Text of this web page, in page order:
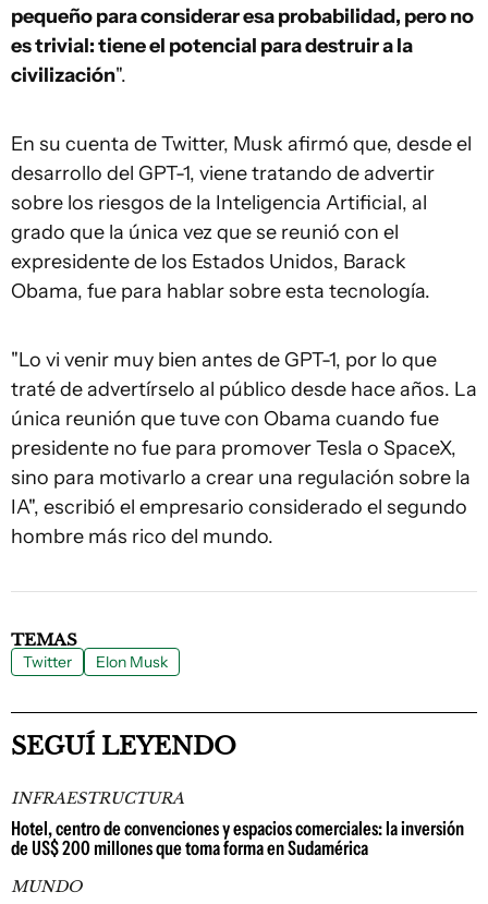
pequeño para considerar esa probabilidad, pero no
es trivial: tiene el potencial para destruir a la
civilización".
En su cuenta de Twitter, Musk afirmó que, desde el
desarrollo del GPT-1, viene tratando de advertir
sobre los riesgos de la Inteligencia Artificial, al
grado que la única vez que se reunió con el
expresidente de los Estados Unidos, Barack
Obama, fue para hablar sobre esta tecnología.
"Lo vi venir muy bien antes de GPT-1, por lo que
traté de advertírselo al público desde hace años. La
única reunión que tuve con Obama cuando fue
presidente no fue para promover Tesla o SpaceX,
sino para motivarlo a crear una regulación sobre la
IA", escribió el empresario considerado el segundo
hombre más rico del mundo.
TEMAS
Twitter Elon Musk
SEGUÍ LEYENDO
INFRAESTRUCTURA
Hotel, centro de convenciones y espacios comerciales: la inversión
de US$ 200 millones que toma forma en Sudamérica
MUNDO